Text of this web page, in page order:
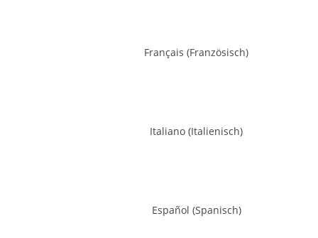
Français (Französisch)
Italiano (Italienisch)
Español (Spanisch)